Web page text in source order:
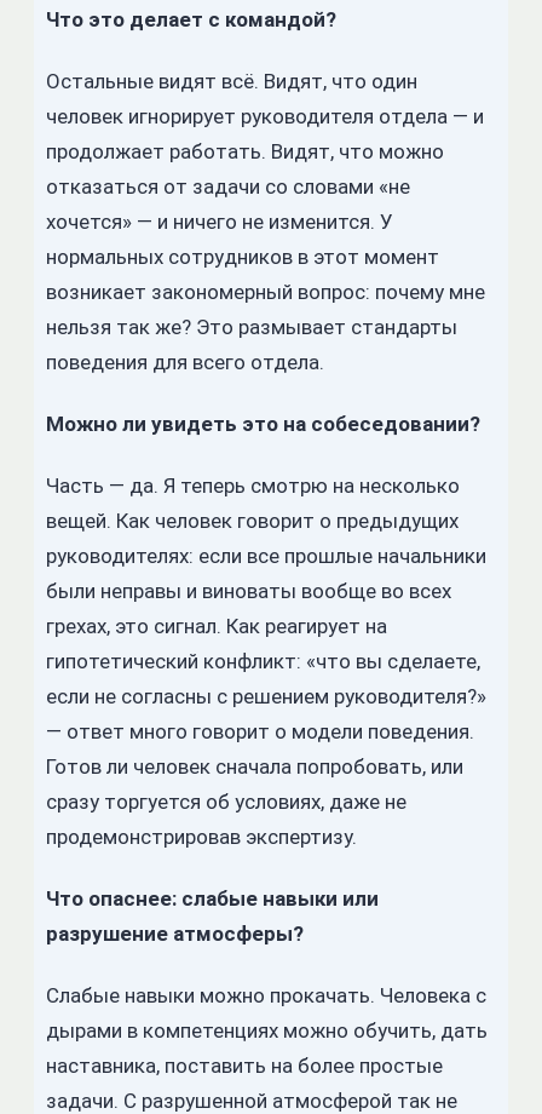
Что это делает с командой?
Остальные видят всё. Видят, что один
человек игнорирует руководителя отдела — и
продолжает работать. Видят, что можно
отказаться от задачи со словами «не
хочется» — и ничего не изменится. У
нормальных сотрудников в этот момент
возникает закономерный вопрос: почему мне
нельзя так же? Это размывает стандарты
поведения для всего отдела.
Можно ли увидеть это на собеседовании?
Часть — да. Я теперь смотрю на несколько
вещей. Как человек говорит о предыдущих
руководителях: если все прошлые начальники
были неправы и виноваты вообще во всех
грехах, это сигнал. Как реагирует на
гипотетический конфликт: «что вы сделаете,
если не согласны с решением руководителя?»
— ответ много говорит о модели поведения.
Готов ли человек сначала попробовать, или
сразу торгуется об условиях, даже не
продемонстрировав экспертизу.
Что опаснее: слабые навыки или
разрушение атмосферы?
Слабые навыки можно прокачать. Человека с
дырами в компетенциях можно обучить, дать
наставника, поставить на более простые
задачи. С разрушенной атмосферой так не